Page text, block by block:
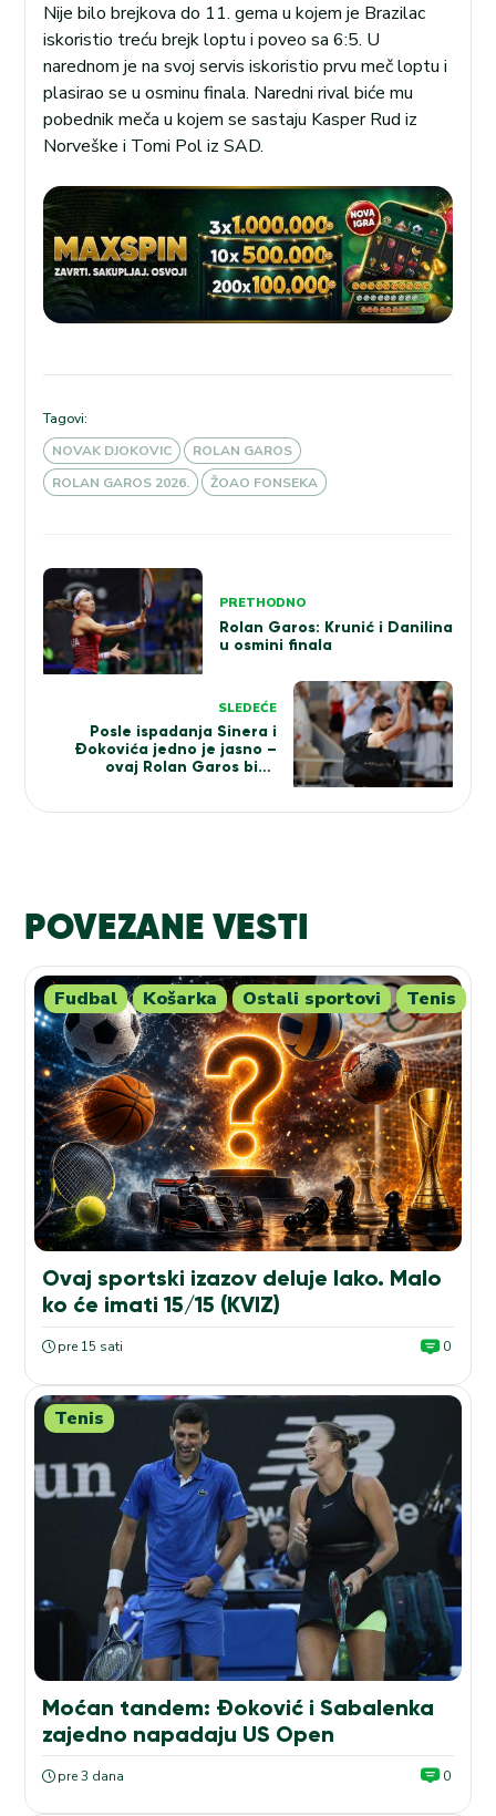
Nije bilo brejkova do 11. gema u kojem je Brazilac
iskoristio treću brejk loptu i poveo sa 6:5. U
narednom je na svoj servis iskoristio prvu meč loptu i
plasirao se u osminu finala. Naredni rival biće mu
pobednik meča u kojem se sastaju Kasper Rud iz
Norveške i Tomi Pol iz SAD.
Tagovi:
NOVAK DJOKOVIC
ROLAN GAROS
ROLAN GAROS 2026.
ŽOAO FONSEKA
Kretanje
članka
PRETHODNO
Rolan Garos: Krunić i Danilina
u osmini finala
SLEDEĆE
Posle ispadanja Sinera i
Đokovića jedno je jasno –
ovaj Rolan Garos biće
POVEZANE VESTI
Fudbal Košarka Ostali sportovi Tenis
Ovaj sportski izazov deluje lako. Malo
ko će imati 15/15 (KVIZ)
pre 15 sati 0
Tenis
Moćan tandem: Đoković i Sabalenka
zajedno napadaju US Open
pre 3 dana 0